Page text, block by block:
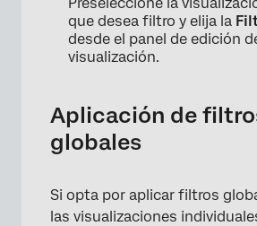
que desea filtro y elija la
desde el panel de edición
visualización.
Aplicación de
globales
Si opta por aplicar filtros
las visualizaciones